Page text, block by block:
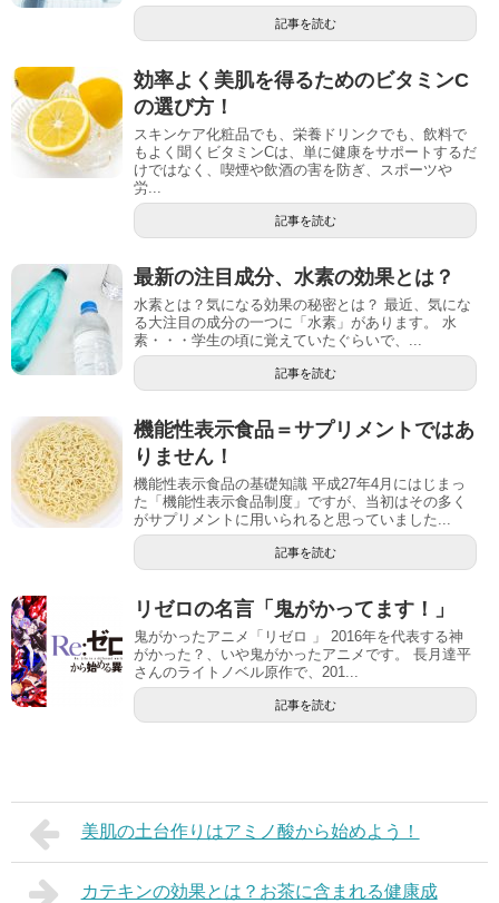
記事を読む
効率よく美肌を得るためのビタミンC
の選び方！
スキンケア化粧品でも、栄養ドリンクでも、飲料で
もよく聞くビタミンCは、単に健康をサポートするだ
けではなく、喫煙や飲酒の害を防ぎ、スポーツや
労...
記事を読む
最新の注目成分、水素の効果とは？
水素とは？気になる効果の秘密とは？ 最近、気にな
る大注目の成分の一つに「水素」があります。 水
素・・・学生の頃に覚えていたぐらいで、...
記事を読む
機能性表示食品＝サプリメントではあ
りません！
機能性表示食品の基礎知識 平成27年4月にはじまっ
た「機能性表示食品制度」ですが、当初はその多く
がサプリメントに用いられると思っていました...
記事を読む
リゼロの名言「鬼がかってます！」
鬼がかったアニメ「リゼロ 」 2016年を代表する神
がかった？、いや鬼がかったアニメです。 長月達平
さんのライトノベル原作で、201...
記事を読む
美肌の土台作りはアミノ酸から始めよう！
カテキンの効果とは？お茶に含まれる健康成